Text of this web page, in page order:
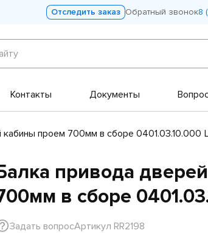
Отследить заказ Обратный звонок8
Контакты Документы
кабины проем 700мм в сборе
привода
в сборе
Задать вопросАртикул RR2198